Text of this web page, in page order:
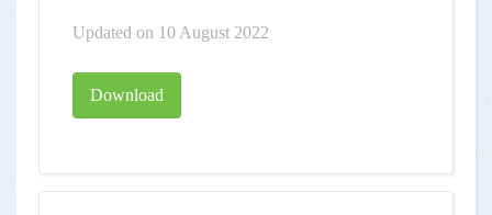
Updated on 10 August 2022
Download